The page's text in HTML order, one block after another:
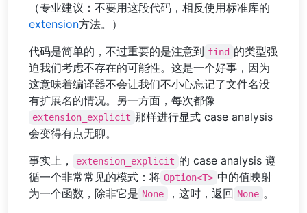
（专业建议：不要用这段代码，相反使用标准库的
extension方法。）
代码是简单的，不过重要的是注意到 find 的类型强
迫我们考虑不存在的可能性。这是一个好事，因为
这意味着编译器不会让我们不小心忘记了文件名没
有扩展名的情况。另一方面，每次都像
extension_explicit 那样进行显式 case analysis
会变得有点无聊。
事实上，
extension_explicit 的 case analysis 遵
循一个非常常见的模式：将 Option<T> 中的值映射
为一个函数，除非它是 None ，这时，返回 None 。